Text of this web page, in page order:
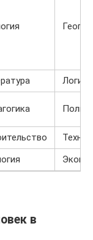
Логика
в